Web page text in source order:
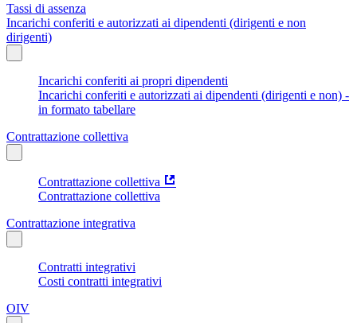
Tassi di assenza
Incarichi conferiti e autorizzati ai dipendenti (dirigenti e non
dirigenti)
Incarichi conferiti ai propri dipendenti
Incarichi conferiti e autorizzati ai dipendenti (dirigenti e non) -
in formato tabellare
Contrattazione collettiva
Contrattazione collettiva
Contrattazione collettiva
Contrattazione integrativa
Contratti integrativi
Costi contratti integrativi
OIV